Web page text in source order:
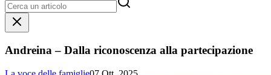
Andreina – Dalla riconoscenza alla partecipazione